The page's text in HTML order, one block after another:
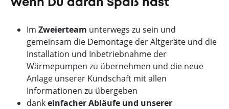
Wenn Du daran Spaß hast
Im Zweierteam unterwegs zu sein und
gemeinsam die Demontage der Altgeräte und die
Installation und Inbetriebnahme der
Wärmepumpen zu übernehmen und die neue
Anlage unserer Kundschaft mit allen
Informationen zu übergeben
dankeinfacher Abläufe und unserer